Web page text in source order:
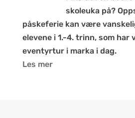
skoleuka på?
påskeferie kan være
elevene i 1.-4. trinn, som har
eventyrtur i marka i dag.
Les mer